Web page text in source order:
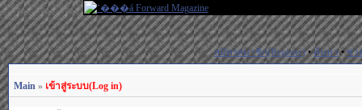
สมัครสมาชิก(Register)•ค้นหา•ช่ว
Main » เข้าสู่ระบบ(Log in)